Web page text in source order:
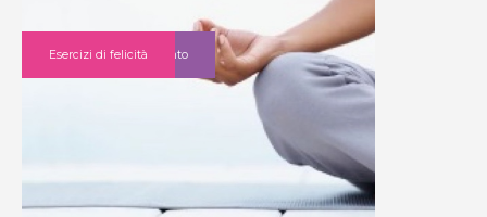
Tecniche di rilassamento
Esercizi di felicità